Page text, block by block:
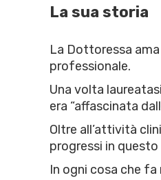
La sua storia
La Dottoressa
professionale.
Una volta
era “affascinata
Oltre all’attività
progressi in
In ogni cosa che fa